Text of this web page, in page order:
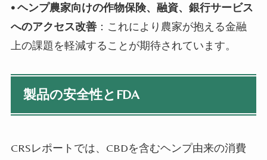
•ヘンプ農家向けの作物保険、融資、銀行サービス
へのアクセス改善：これにより農家が抱える金融
上の課題を軽減することが期待されています。
製品の安全性とFDA
CRSレポートでは、CBDを含むヘンプ由来の消費